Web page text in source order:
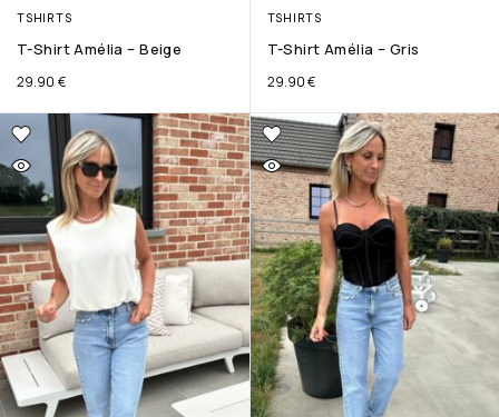
TSHIRTS
T-Shirt Amélia – Beige
29.90 €
TSHIRTS
T-Shirt Amélia – Gris
29.90€